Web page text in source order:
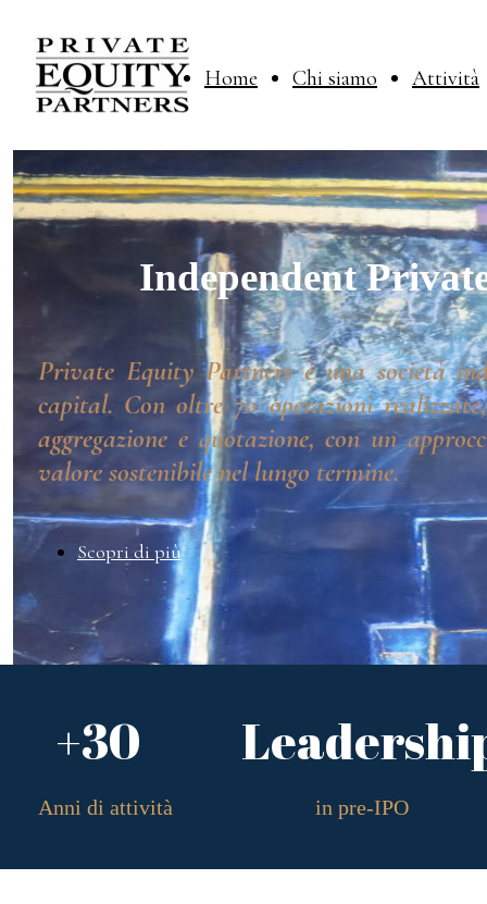
Home Chi siamo Attività
Independent
Private Equity Partners è una società
capital. Con oltre 70 operazioni
aggregazione e quotazione, con un
valore sostenibile nel lungo termine.
Scopri di più
+30
in pre-IPO
Anni di attività